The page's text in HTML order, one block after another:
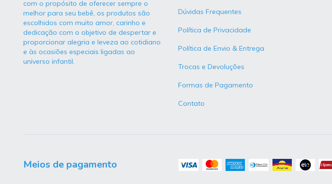
com o propósito de oferecer sempre o
melhor para seu bebê, os produtos são
escolhidos com muito amor, carinho e
dedicação com o objetivo de despertar e
proporcionar alegria e leveza ao cotidiano
e às ocasiões especiais ligadas ao
universo infantil.
Dúvidas Frequentes
Política de Privacidade
Política de Envio & Entrega
Trocas e Devoluções
Formas de Pagamento
Contato
Meios de pagamento